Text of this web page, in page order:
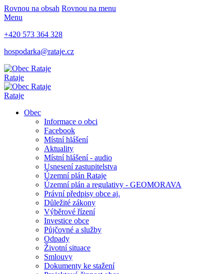
Rovnou na obsah Rovnou na menu
Menu
+420 573 364 328
hospodarka@rataje.cz
Rataje
Rataje
Obec
Informace o obci
Facebook
Místní hlášení
Aktuality
Místní hlášení - audio
Usnesení zastupitelstva
Územní plán Rataje
Územní plán a regulativy - GEOMORAVA
Právní předpisy obce aj.
Důležité zákony
Výběrové řízení
Investice obce
Půjčovné a služby
Odpady
Životní situace
Smlouvy
Dokumenty ke stažení